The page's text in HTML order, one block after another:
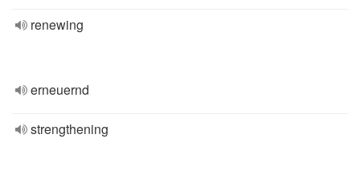
renewing
erneuernd
strengthening